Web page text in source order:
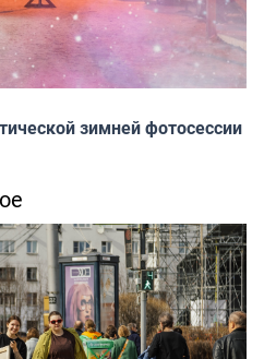
зимней фотосессии